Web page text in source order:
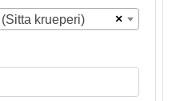
×
krueperi)